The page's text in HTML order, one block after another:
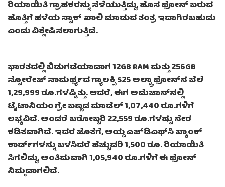
ರಿಯಾಯಿತಿ ಗ್ರಾಹಕರನ್ನು ಸೆಳೆಯುತ್ತಿದ್ದು, ಹೊಸ ಫೋನ್ ಬರುವ
ಹೊತ್ತಿಗೆ ಹಳೆಯ ಸ್ಟಾಕ್ ಖಾಲಿ ಮಾಡುವ ತಂತ್ರ ಇದಾಗಿರಬಹುದು
ಎಂದು ವಿಶ್ಲೇಷಿಸಲಾಗುತ್ತಿದೆ.
ಭಾರತದಲ್ಲಿ ಬಿಡುಗಡೆಯಾದಾಗ 12GB RAM ಮತ್ತು 256GB
ಸ್ಟೋರೇಜ್ ಸಾಮರ್ಥ್ಯದ ಗ್ಯಾಲಕ್ಸಿ S25 ಅಲ್ಟ್ರಾ ಫೋನ್‌ನ ಬೆಲೆ
1,29,999 ರೂ.ಗಳಷ್ಟಿತ್ತು. ಆದರೆ, ಈಗ ಅಮೆಜಾನ್‌ನಲ್ಲಿ
ಟೈಟಾನಿಯಂ ಗ್ರೇ ಬಣ್ಣದ ಮಾಡೆಲ್ 1,07,440 ರೂ.ಗಳಿಗೆ
ಲಭ್ಯವಿದೆ. ಅಂದರೆ ಬರೋಬ್ಬರಿ 22,559 ರೂ.ಗಳಷ್ಟು ನೇರ
ಕಡಿತವಾಗಿದೆ. ಇದರ ಜೊತೆಗೆ, ಆಯ್ದ ಎಚ್‌ಡಿಎಫ್‌ಸಿ ಬ್ಯಾಂಕ್
ಕಾರ್ಡ್‌ಗಳನ್ನು ಬಳಸಿದರೆ ಹೆಚ್ಚುವರಿ 1,500 ರೂ. ರಿಯಾಯಿತಿ
ಸಿಗಲಿದ್ದು, ಅಂತಿಮವಾಗಿ 1,05,940 ರೂ.ಗಳಿಗೆ ಈ ಫೋನ್
ನಿಮ್ಮದಾಗಲಿದೆ.